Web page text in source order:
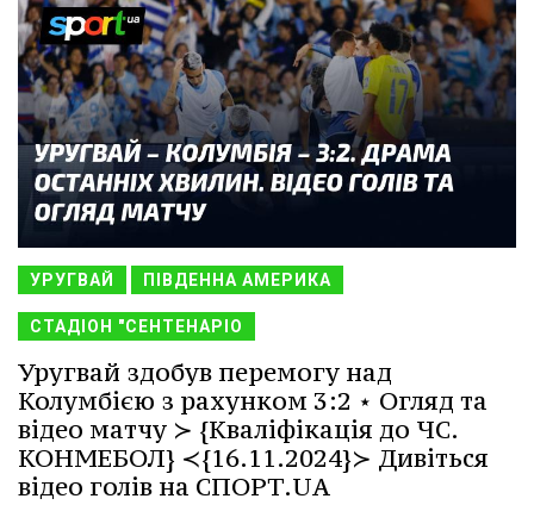
УРУГВАЙ ПІВДЕННА АМЕРИКА
СТАДІОН "СЕНТЕНАРІО
Уругвай здобув перемогу над
Колумбією з рахунком 3:2 ⋆ Огляд та
відео матчу ≻ {Кваліфікація до ЧС.
КОНМЕБОЛ} ≺{16.11.2024}≻ Дивіться
відео голів на СПОРТ.UA